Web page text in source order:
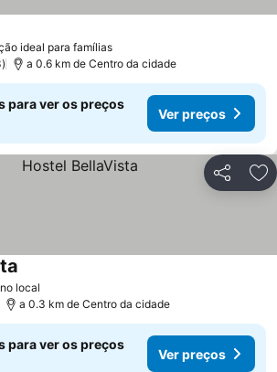
ideal para famílias
a 0.6 km de Centro da cidade
para ver os preços
Ver preços
Partilhar
local
a 0.3 km de Centro da cidade
para ver os preços
Ver preços